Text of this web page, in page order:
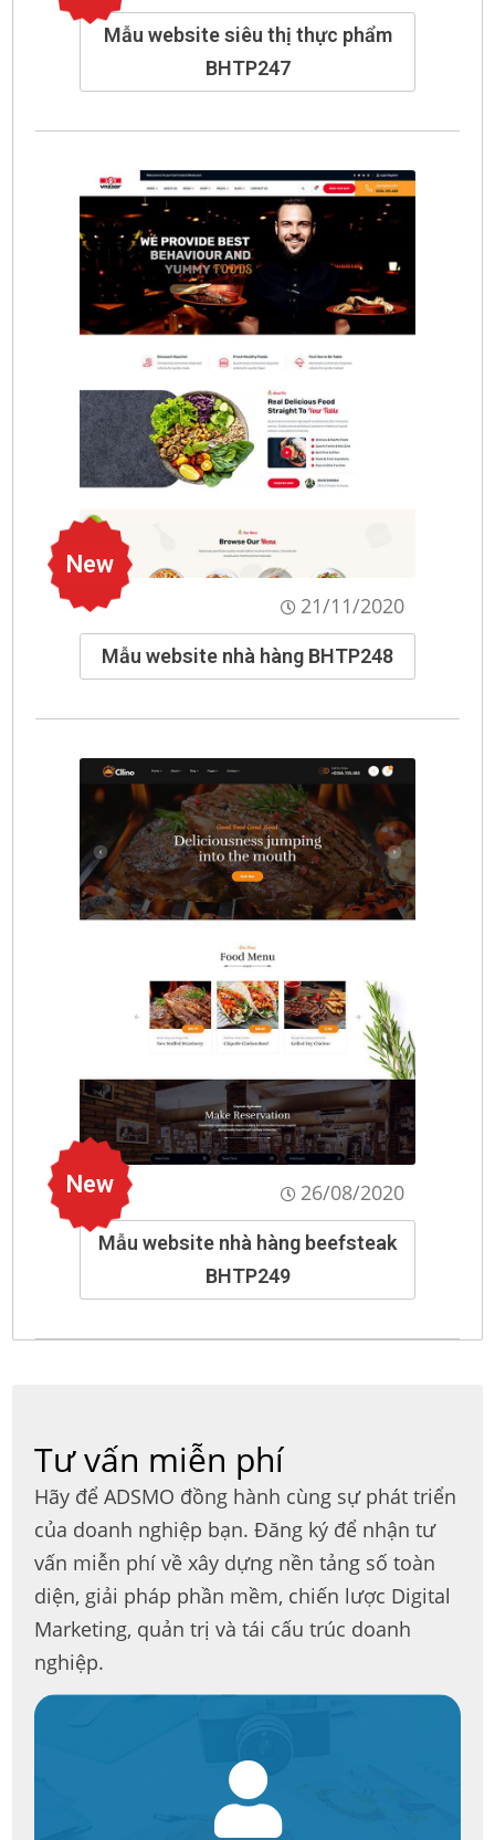
Mẫu website siêu thị thực phẩm
BHTP247
New
21/11/2020
Mẫu website nhà hàng BHTP248
New 26/08/2020
Mẫu website nhà hàng beefsteak
BHTP249
Tư vấn miễn phí
Hãy để ADSMO đồng hành cùng sự phát triển
của doanh nghiệp bạn. Đăng ký để nhận tư
vấn miễn phí về xây dựng nền tảng số toàn
diện, giải pháp phần mềm, chiến lược Digital
Marketing, quản trị và tái cấu trúc doanh
nghiệp.